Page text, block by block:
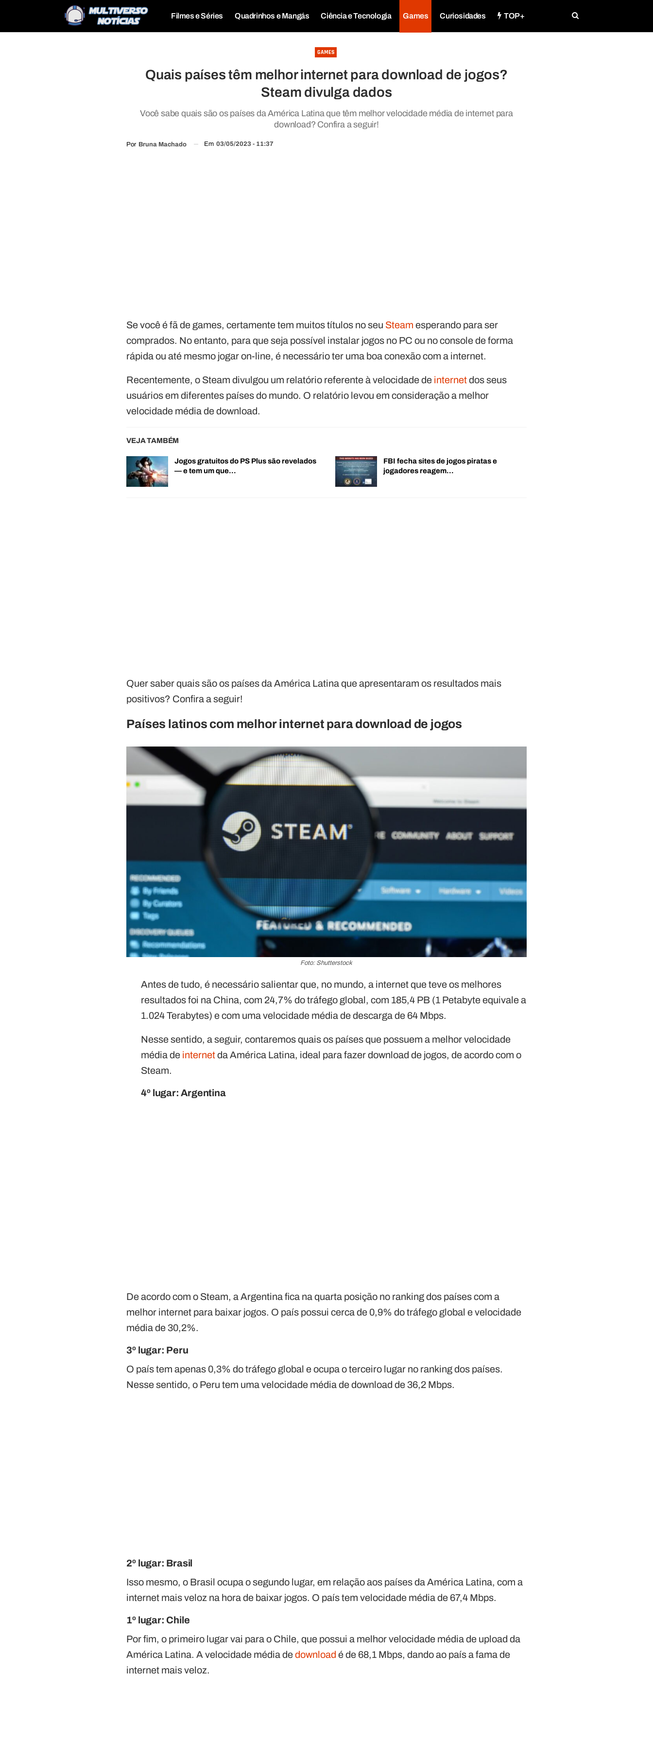
Filmes e Séries Quadrinhos e Mangás Ciência e Tecnologia Games Curiosidades TOP+
GAMES
Quais países têm melhor internet para download de jogos?
Steam divulga dados
Você sabe quais são os países da América Latina que têm melhor velocidade média de internet para
download? Confira a seguir!
Por Bruna Machado Em 03/05/2023 - 11:37
Se você é fã de games, certamente tem muitos títulos no seu Steam esperando para ser
comprados. No entanto, para que seja possível instalar jogos no PC ou no console de forma
rápida ou até mesmo jogar on-line, é necessário ter uma boa conexão com a internet.
Recentemente, o Steam divulgou um relatório referente à velocidade de internetdos seus
usuários em diferentes países do mundo. O relatório levou em consideração a melhor
velocidade média de download.
VEJA TAMBÉM
Jogos gratuitos do PS Plus são revelados
— e tem um que…
FBI fecha sites de jogos piratas e
jogadores reagem…
Quer saber quais são os países da América Latina que apresentaram os resultados mais
positivos? Confira a seguir!
Países latinos com melhor internet para download de jogos
Foto: Shutterstock
Antes de tudo, é necessário salientar que, no mundo, a internet que teve os melhores
resultados foi na China, com 24,7% do tráfego global, com 185,4 PB (1 Petabyte equivale a
1.024 Terabytes) e com uma velocidade média de descarga de 64 Mbps.
Nesse sentido, a seguir, contaremos quais os países que possuem a melhor velocidade
média de internetda América Latina, ideal para fazer download de jogos, de acordo com o
Steam.
4º lugar:Argentina
De acordo com o Steam, a Argentina fica na quarta posição no ranking dos países com a
melhor internet para baixar jogos. O país possui cerca de 0,9% do tráfego global e velocidade
média de 30,2%.
3º lugar: Peru
O país tem apenas 0,3% do tráfego global e ocupa o terceiro lugar no ranking dos países.
Nesse sentido, o Peru tem uma velocidade média de download de 36,2 Mbps.
2ºlugar: Brasil
Isso mesmo, o Brasil ocupa o segundo lugar, em relação aos países da América Latina, com a
internet mais veloz na hora de baixar jogos. O país tem velocidade média de 67,4 Mbps.
1º lugar: Chile
Por fim, o primeiro lugar vai para o Chile, que possui a melhor velocidade média de upload da
América Latina. A velocidade média dedownload é de 68,1 Mbps, dando ao país a fama de
internet mais veloz.